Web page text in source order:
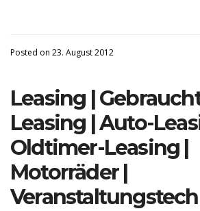
Posted on 23. August 2012
Leasing |
Leasing | Auto-
Oldtimer-Leasing |
Motorräder |